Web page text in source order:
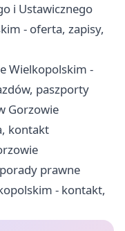
i Ustawicznego
- oferta, zapisy,
Wielkopolskim -
paszporty
Gorzowie
kontakt
prawne
- kontakt,